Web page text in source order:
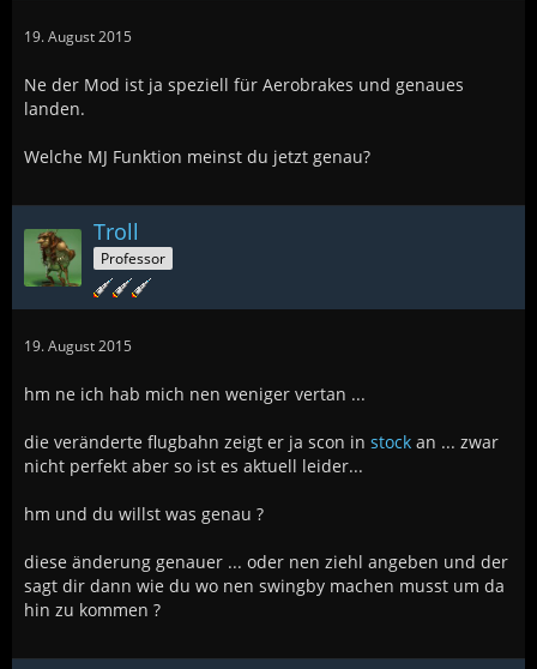
19. August 2015
Ne der Mod ist ja speziell für Aerobrakes und genaues
landen.
Welche MJ Funktion meinst du jetzt genau?
Troll
Professor
19. August 2015
hm ne ich hab mich nen weniger vertan ...
die veränderte flugbahn zeigt er ja scon in stock an ... zwar
nicht perfekt aber so ist es aktuell leider...
hm und du willst was genau ?
diese änderung genauer ... oder nen ziehl angeben und der
sagt dir dann wie du wo nen swingby machen musst um da
hin zu kommen ?